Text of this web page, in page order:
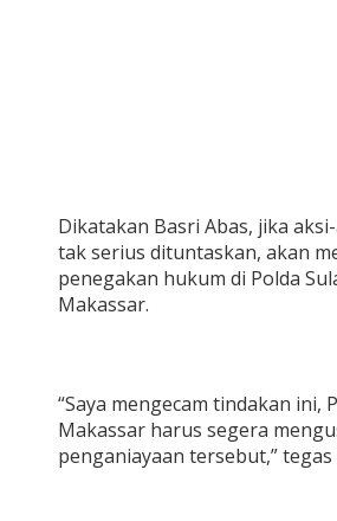
Dikatakan Basri Abas, jika
tak serius dituntaskan, akan
penegakan hukum di Polda
Makassar.
“Saya mengecam tindakan ini,
Makassar harus segera
penganiayaan tersebut,” tegas